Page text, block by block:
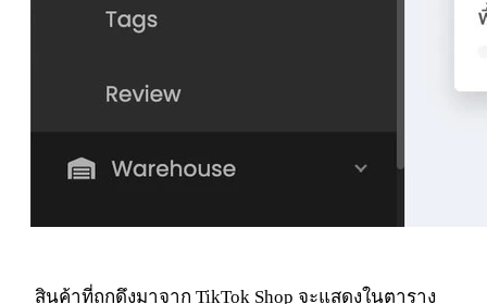
สินค้าที่ถูกดึงมาจาก TikTok Shop จะแสดงในตาราง